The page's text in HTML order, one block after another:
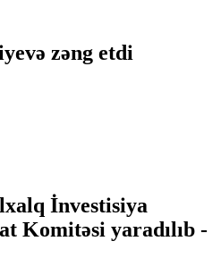
zəng etdi
İnvestisiya
Komitəsi yaradılıb -